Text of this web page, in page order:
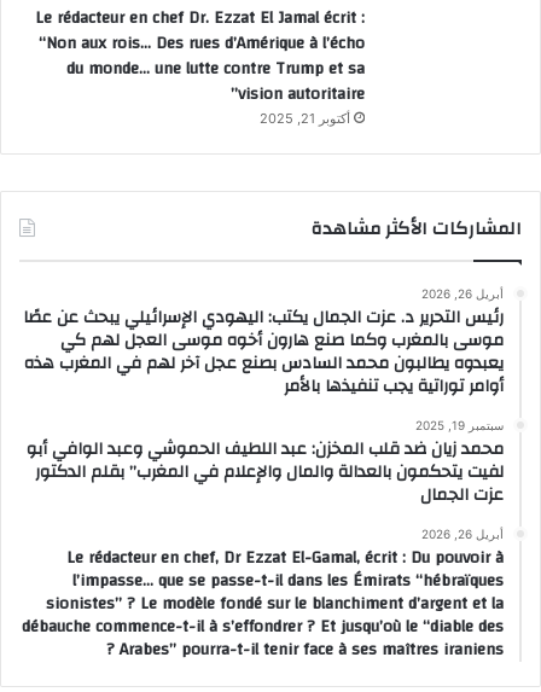
Le rédacteur en chef Dr. Ezzat El Jamal écrit :
“Non aux rois… Des rues d’Amérique à l’écho
du monde… une lutte contre Trump et sa
vision autoritaire”
أكتوبر 21, 2025
المشاركات الأكثر مشاهدة
أبريل 26, 2026
رئيس التحرير د. عزت الجمال يكتب: اليهودي الإسرائيلي يبحث عن عصًا
موسى بالمغرب وكما صنع هارون أخوه موسى العجل لهم كي
يعبدوه يطالبون محمد السادس بصنع عجل آخر لهم في المغرب هذه
أوامر توراتية يجب تنفيذها بالأمر
سبتمبر 19, 2025
محمد زيان ضد قلب المخزن: عبد اللطيف الحموشي وعبد الوافي أبو
لفيت يتحكمون بالعدالة والمال والإعلام في المغرب” بقلم الدكتور
عزت الجمال
أبريل 26, 2026
Le rédacteur en chef, Dr Ezzat El-Gamal, écrit : Du pouvoir à
l’impasse… que se passe-t-il dans les Émirats “hébraïques
sionistes” ? Le modèle fondé sur le blanchiment d’argent et la
débauche commence-t-il à s’effondrer ? Et jusqu’où le “diable des
Arabes” pourra-t-il tenir face à ses maîtres iraniens ?